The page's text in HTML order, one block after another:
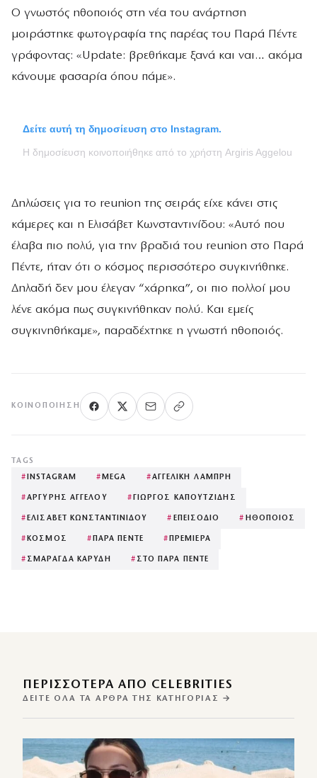
Ο γνωστός ηθοποιός στη νέα του ανάρτηση
μοιράστηκε φωτογραφία της παρέας του Παρά Πέντε
γράφοντας: «Update: βρεθήκαμε ξανά και ναι… ακόμα
κάνουμε φασαρία όπου πάμε».
Δείτε αυτή τη δημοσίευση στο Instagram.
Η δημοσίευση κοινοποιήθηκε από το χρήστη Argiris Aggelou
Δηλώσεις για το reunion της σειράς είχε κάνει στις
κάμερες και η Ελισάβετ Κωνσταντινίδου: «Αυτό που
έλαβα πιο πολύ, για την βραδιά του reunion στο Παρά
Πέντε, ήταν ότι ο κόσμος περισσότερο συγκινήθηκε.
Δηλαδή δεν μου έλεγαν “χάρηκα”, οι πιο πολλοί μου
λένε ακόμα πως συγκινήθηκαν πολύ. Και εμείς
συγκινηθήκαμε», παραδέχτηκε η γνωστή ηθοποιός.
ΚΟΙΝΟΠΟΊΗΣΗ
TAGS
# INSTAGRAM # MEGA #ΑΓΓΕΛΙΚΗ ΛΑΜΠΡΗ
#ΑΡΓΥΡΗΣ ΑΓΓΕΛΟΥ # ΓΙΩΡΓΟΣ ΚΑΠΟΥΤΖΙΔΗΣ
# ΕΛΙΣΑΒΕΤ ΚΩΝΣΤΑΝΤΙΝΙΔΟΥ # ΕΠΕΙΣΟΔΙΟ # ΗΘΟΠΟΙΟΣ
# ΚΟΣΜΟΣ # ΠΑΡΑ ΠΕΝΤΕ # ΠΡΕΜΙΕΡΑ
# ΣΜΑΡΑΓΔΑ ΚΑΡΥΔΗ # ΣΤΟ ΠΑΡΑ ΠΕΝΤΕ
ΠΕΡΙΣΣΌΤΕΡΑ ΑΠΌ CELEBRITIES
ΔΕΊΤΕ ΌΛΑ ΤΑ ΆΡΘΡΑ ΤΗΣ ΚΑΤΗΓΟΡΊΑΣ →